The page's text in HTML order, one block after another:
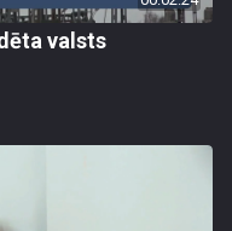
valsts